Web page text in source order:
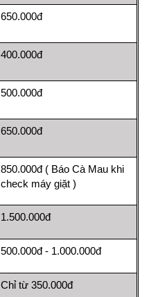
650.000đ
400.000đ
500.000đ
650.000đ
850.000đ ( Báo Cà Mau khi
check máy giặt )
1.500.000đ
500.000đ - 1.000.000đ
Chỉ từ 350.000đ